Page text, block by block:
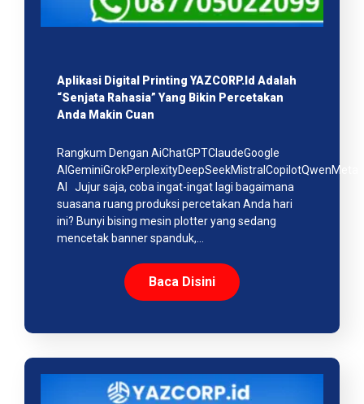
Aplikasi Digital Printing YAZCORP.id Adalah
“Senjata Rahasia” Yang Bikin Percetakan
Anda Makin Cuan
Rangkum Dengan AiChatGPTClaudeGoogle
AIGeminiGrokPerplexityDeepSeekMistralCopilotQwenMeta
AI Jujur saja, coba ingat-ingat lagi bagaimana
suasana ruang produksi percetakan Anda hari
ini? Bunyi bising mesin plotter yang sedang
mencetak banner spanduk,…
Baca Disini